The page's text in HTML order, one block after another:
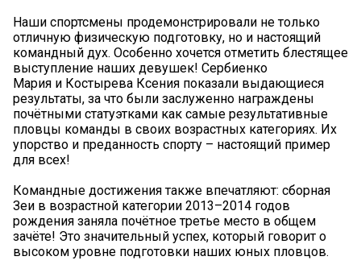
Наши спортсмены продемонстрировали не только
отличную физическую подготовку, но и настоящий
командный дух. Особенно хочется отметить блестящее
выступление наших девушек! Сербиенко
Мария и Костырева Ксения показали выдающиеся
результаты, за что были заслуженно награждены
почётными статуэтками как самые результативные
пловцы команды в своих возрастных категориях. Их
упорство и преданность спорту – настоящий пример
для всех!
Командные достижения также впечатляют: сборная
Зеи в возрастной категории 2013–2014 годов
рождения заняла почётное третье место в общем
зачёте! Это значительный успех, который говорит о
высоком уровне подготовки наших юных пловцов.